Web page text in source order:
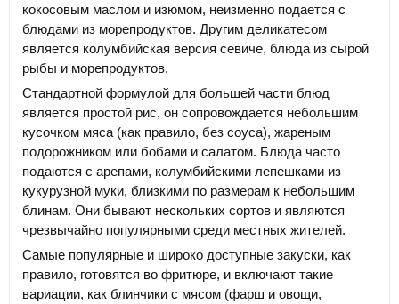
кокосовым маслом и изюмом, неизменно подается с
блюдами из морепродуктов. Другим деликатесом
является колумбийская версия севиче, блюда из сырой
рыбы и морепродуктов.
Стандартной формулой для большей части блюд
является простой рис, он сопровождается небольшим
кусочком мяса (как правило, без соуса), жареным
подорожником или бобами и салатом. Блюда часто
подаются с арепами, колумбийскими лепешками из
кукурузной муки, близкими по размерам к небольшим
блинам. Они бывают нескольких сортов и являются
чрезвычайно популярными среди местных жителей.
Самые популярные и широко доступные закуски, как
правило, готовятся во фритюре, и включают такие
вариации, как блинчики с мясом (фарш и овощи,